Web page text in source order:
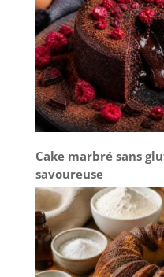
Cake marbré sans
savoureuse